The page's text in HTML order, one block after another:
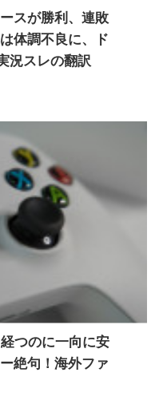
スが勝利、連敗
体調不良に、ド
況スレの翻訳
つのに一向に安
絶句！海外ファ